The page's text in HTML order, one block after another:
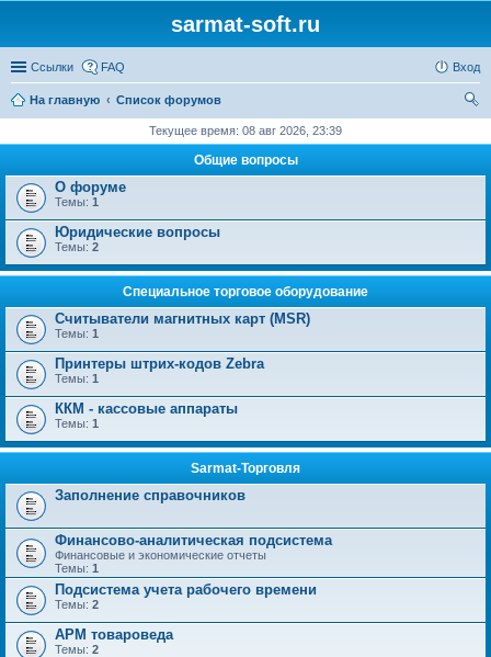
sarmat-soft.ru
Ссылки FAQ Вход
На главную
Список форумов
Текущее время: 08 авг 2026, 23:39
Общие вопросы
О форуме
Темы: 1
Юридические вопросы
Темы: 2
Специальное торговое оборудование
Считыватели магнитных карт (MSR)
Темы: 1
Принтеры штрих-кодов Zebra
Темы: 1
ККМ - кассовые аппараты
Темы: 1
Sarmat-Торговля
Заполнение справочников
Финансово-аналитическая подсистема
Финансовые и экономические отчеты
Темы: 1
Подсистема учета рабочего времени
Темы: 2
АРМ товароведа
Темы: 2